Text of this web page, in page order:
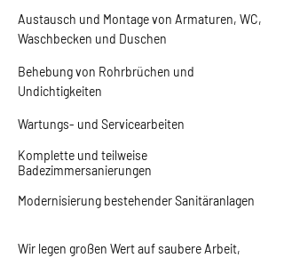
Austausch und Montage von Armaturen, WC,
Waschbecken und Duschen
Behebung von Rohrbrüchen und
Undichtigkeiten
Wartungs- und Servicearbeiten
Komplette und teilweise
Badezimmersanierungen
Modernisierung bestehender Sanitäranlagen
Wir legen großen Wert auf saubere Arbeit,